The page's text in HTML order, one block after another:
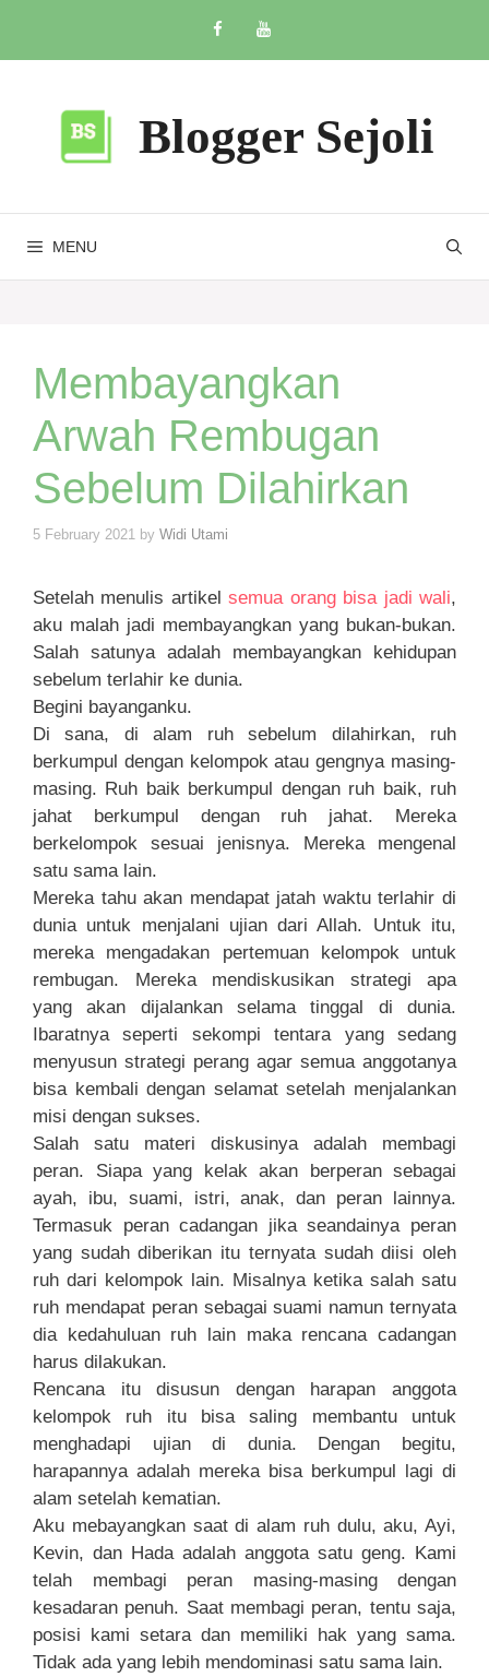
content
Blogger Sejoli
MENU
Membayangkan
Arwah Rembugan
Sebelum Dilahirkan
5 February 2021 by Widi Utami
Setelah menulis artikelsemua orang bisa jadi wali,
aku malah jadi membayangkan yang bukan-bukan.
Salah satunya adalah membayangkan kehidupan
sebelum terlahir ke dunia.
Begini bayanganku.
Di sana, di alam ruh sebelum dilahirkan, ruh
berkumpul dengan kelompok atau gengnya masing-
masing. Ruh baik berkumpul dengan ruh baik, ruh
jahat berkumpul dengan ruh jahat. Mereka
berkelompok sesuai jenisnya. Mereka mengenal
satu sama lain.
Mereka tahu akan mendapat jatah waktu terlahir di
dunia untuk menjalani ujian dari Allah. Untuk itu,
mereka mengadakan pertemuan kelompok untuk
rembugan. Mereka mendiskusikan strategi apa
yang akan dijalankan selama tinggal di dunia.
Ibaratnya seperti sekompi tentara yang sedang
menyusun strategi perang agar semua anggotanya
bisa kembali dengan selamat setelah menjalankan
misi dengan sukses.
Salah satu materi diskusinya adalah membagi
peran. Siapa yang kelak akan berperan sebagai
ayah, ibu, suami, istri, anak, dan peran lainnya.
Termasuk peran cadangan jika seandainya peran
yang sudah diberikan itu ternyata sudah diisi oleh
ruh dari kelompok lain. Misalnya ketika salah satu
ruh mendapat peran sebagai suami namun ternyata
dia kedahuluan ruh lain maka rencana cadangan
harus dilakukan.
Rencana itu disusun dengan harapan anggota
kelompok ruh itu bisa saling membantu untuk
menghadapi ujian di dunia. Dengan begitu,
harapannya adalah mereka bisa berkumpul lagi di
alam setelah kematian.
Aku mebayangkan saat di alam ruh dulu, aku, Ayi,
Kevin, dan Hada adalah anggota satu geng. Kami
telah membagi peran masing-masing dengan
kesadaran penuh. Saat membagi peran, tentu saja,
posisi kami setara dan memiliki hak yang sama.
Tidak ada yang lebih mendominasi satu sama lain.